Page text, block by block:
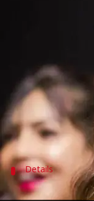
లేడీ సూపర్
కమల్ హాసన్,
ఈ విషయమై
అయితే గతంలో, ఈ
Details
1987లోని